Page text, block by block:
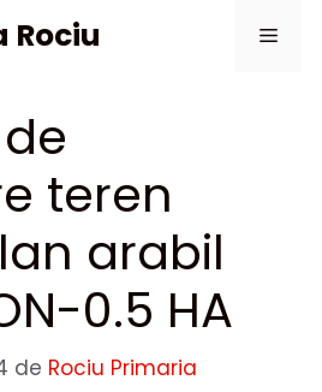
Rociu
teren
arabil
0.5 HA
de Rociu Primaria